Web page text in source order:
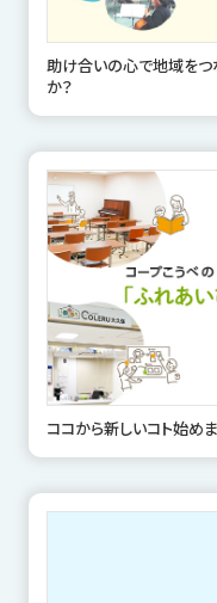
助け合いの心で地域を
か？
ココから新しいコト始め